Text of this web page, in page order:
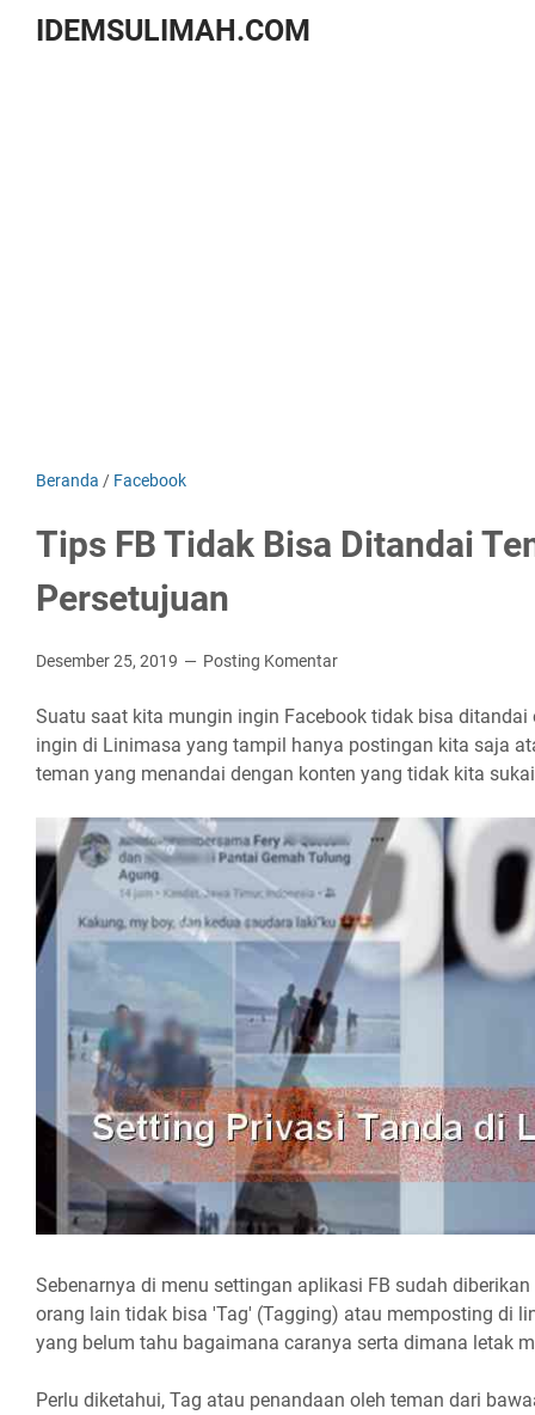
IDEMSULIMAH.COM
Beranda / Facebook
Tips FB Tidak Bisa Ditandai
Persetujuan
Desember 25, 2019 Posting Komentar
Suatu saat kita mungin ingin Facebook tidak bisa ditandai
ingin di Linimasa yang tampil hanya postingan kita saja
teman yang menandai dengan konten yang tidak kita
Sebenarnya di menu settingan aplikasi FB sudah
orang lain tidak bisa 'Tag' (Tagging) atau memposting di
yang belum tahu bagaimana caranya serta dimana letak
Perlu diketahui, Tag atau penandaan oleh teman dari